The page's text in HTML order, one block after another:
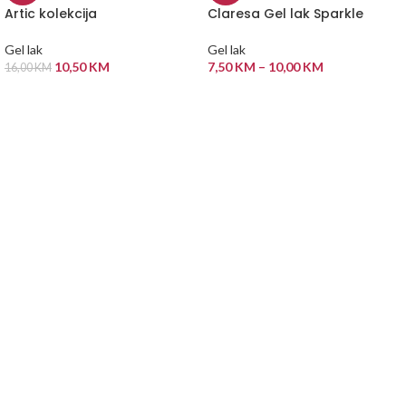
Artic kolekcija
Gel lak
16,00KM 10,50KM
Claresa Gel lak Sparkle
Gel lak
7,50KM – 10,00KM